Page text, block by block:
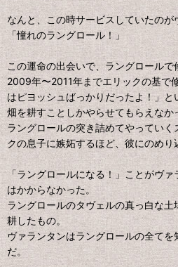
なんと、この時サービスしていたの
「憧れのラングロール！」
この運命の出会いで、ラングロール
2009年〜2011年までエリックの基で
はピヨッシュばっかりだったよ！」と
畑を耕すことしかやらせてもらえなか
ラングロールの突き詰めてやってい
クの息子に嫉妬するほど、彼にのめり
「ラングロールになる！」ことがヴ
はかからなかった。
ラングロールのタヴェルの真っ白な
耕したもの。
ヴァランタンはラングロールの全て
だ。